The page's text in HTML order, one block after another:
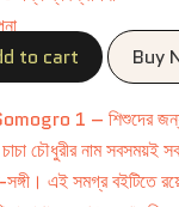
to cart
Buy